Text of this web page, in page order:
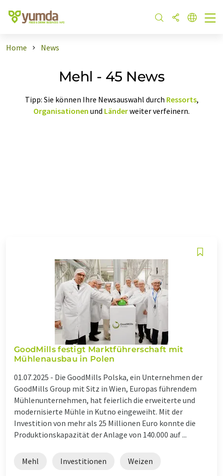
Home News
Mehl - 45 News
Tipp: Sie können Ihre Newsauswahl durch Ressorts,
Organisationen und Länderweiter verfeinern.
GoodMills festigt Marktführerschaft mit
Mühlenausbau in Polen
01.07.2025 - Die GoodMills Polska, ein Unternehmen der
GoodMills Group mit Sitz in Wien, Europas führendem
Mühlenunternehmen, hat feierlich die erweiterte und
modernisierte Mühle in Kutno eingeweiht. Mit der
Investition von mehr als 25 Millionen Euro konnte die
Produktionskapazität der Anlage von 140.000 auf ...
Mehl Investitionen Weizen